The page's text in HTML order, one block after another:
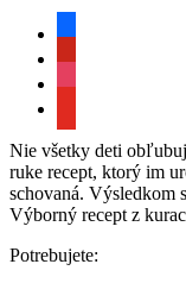
Nie všetky deti
ruke recept, ktorý im
schovaná. Výsledkom
Výborný recept z
Potrebujete: